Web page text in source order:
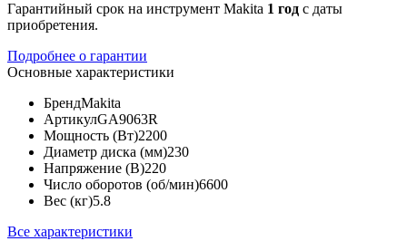
Гарантийный срок на инструмент Makita 1 год с даты
приобретения.
Подробнее о гарантии
Основные характеристики
БрендMakita
АртикулGA9063R
Мощность (Вт)2200
Диаметр диска (мм)230
Напряжение (В)220
Число оборотов (об/мин)6600
Вес (кг)5.8
Все характеристики